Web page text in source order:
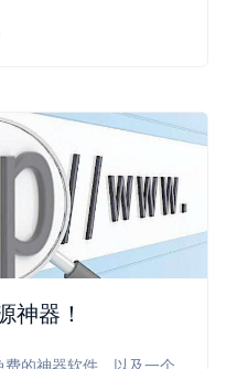
神器！
的神器软件，以及一个